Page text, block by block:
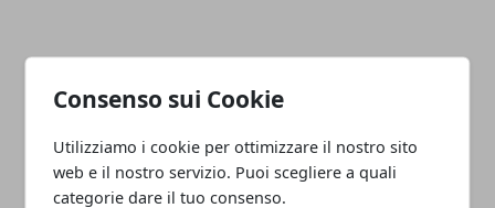
Consenso sui Cookie
Utilizziamo i cookie per ottimizzare il nostro sito
web e il nostro servizio. Puoi scegliere a quali
categorie dare il tuo consenso.